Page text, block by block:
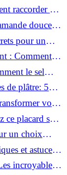
raccorder un
douce :
pour un
: Comment
!
le sel
de plâtre: 5
votre
placard sous
un choix
et astuces
incroyables